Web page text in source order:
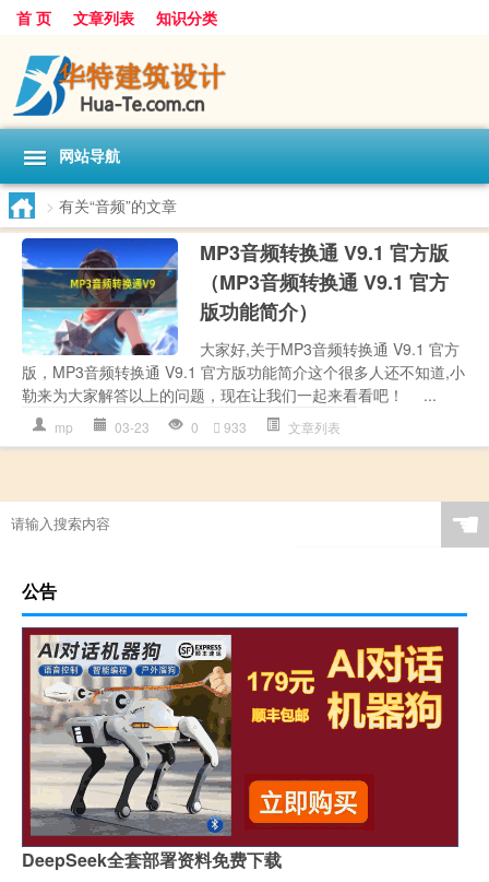
首 页 文章列表 知识分类
网站导航
> 有关“音频”的文章
MP3音频转换通 V9.1 官方版
（MP3音频转换通 V9.1 官方
版功能简介）
大家好,关于MP3音频转换通 V9.1 官方
版，MP3音频转换通 V9.1 官方版功能简介这个很多人还不知道,小
勒来为大家解答以上的问题，现在让我们一起来看看吧！ ...
mp 03-23 0 933 文章列表
☚
公告
DeepSeek全套部署资料免费下载